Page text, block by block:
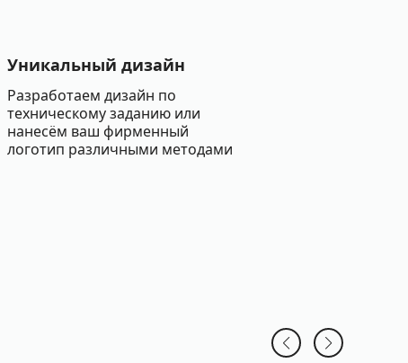
Уникальный дизайн
Разработаем дизайн по
техническому заданию или
нанесём ваш фирменный
логотип различными методами